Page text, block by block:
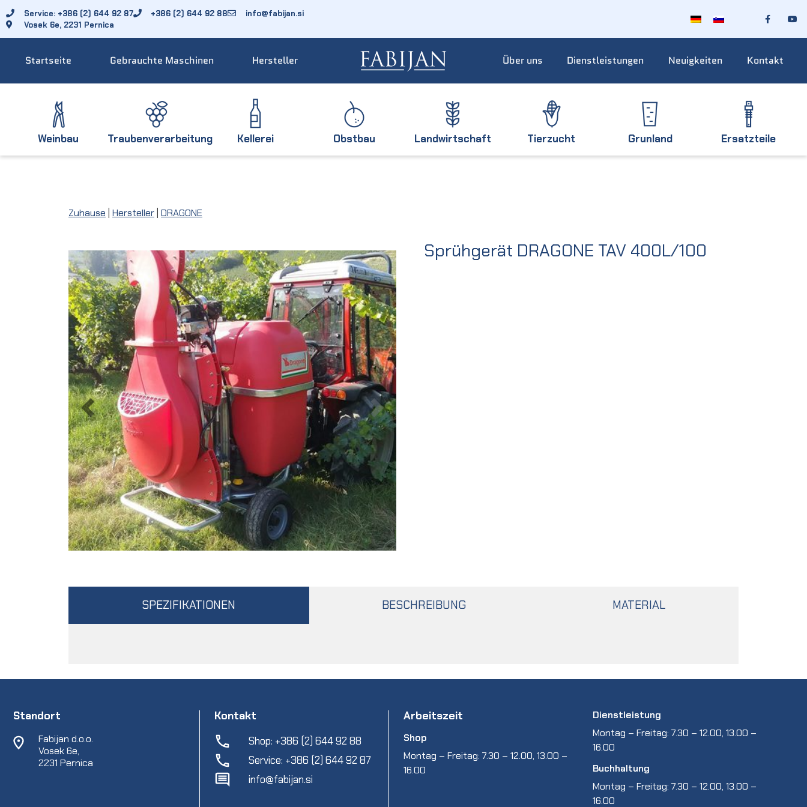
Service: +386 (2) 644 92 87 +386 (2) 644 92 88
info@fabijan.si
Vosek 6e, 2231 Pernica
Startseite Gebrauchte Maschinen Hersteller Über uns Dienstleistungen Neuigkeiten Kontakt
Weinbau Traubenverarbeitung Kellerei Obstbau Landwirtschaft Tierzucht Grunland Ersatzteile
Zuhause Hersteller DRAGONE
Sprühgerät DRAGONE TAV 400L/100
SPEZIFIKATIONEN BESCHREIBUNG MATERIAL
Standort
Fabijan d.o.o.
Vosek 6e,
2231 Pernica
Kontakt
Shop: +386 (2) 644 92 88
Service: +386 (2) 644 92 87
info@fabijan.si
Arbeitszeit
Shop
Montag – Freitag: 7.30 – 12.00, 13.00 –
16.00
Dienstleistung
Montag – Freitag: 7.30 – 12.00, 13.00 –
16.00
Buchhaltung
Montag – Freitag: 7.30 – 12.00, 13.00 –
16.00